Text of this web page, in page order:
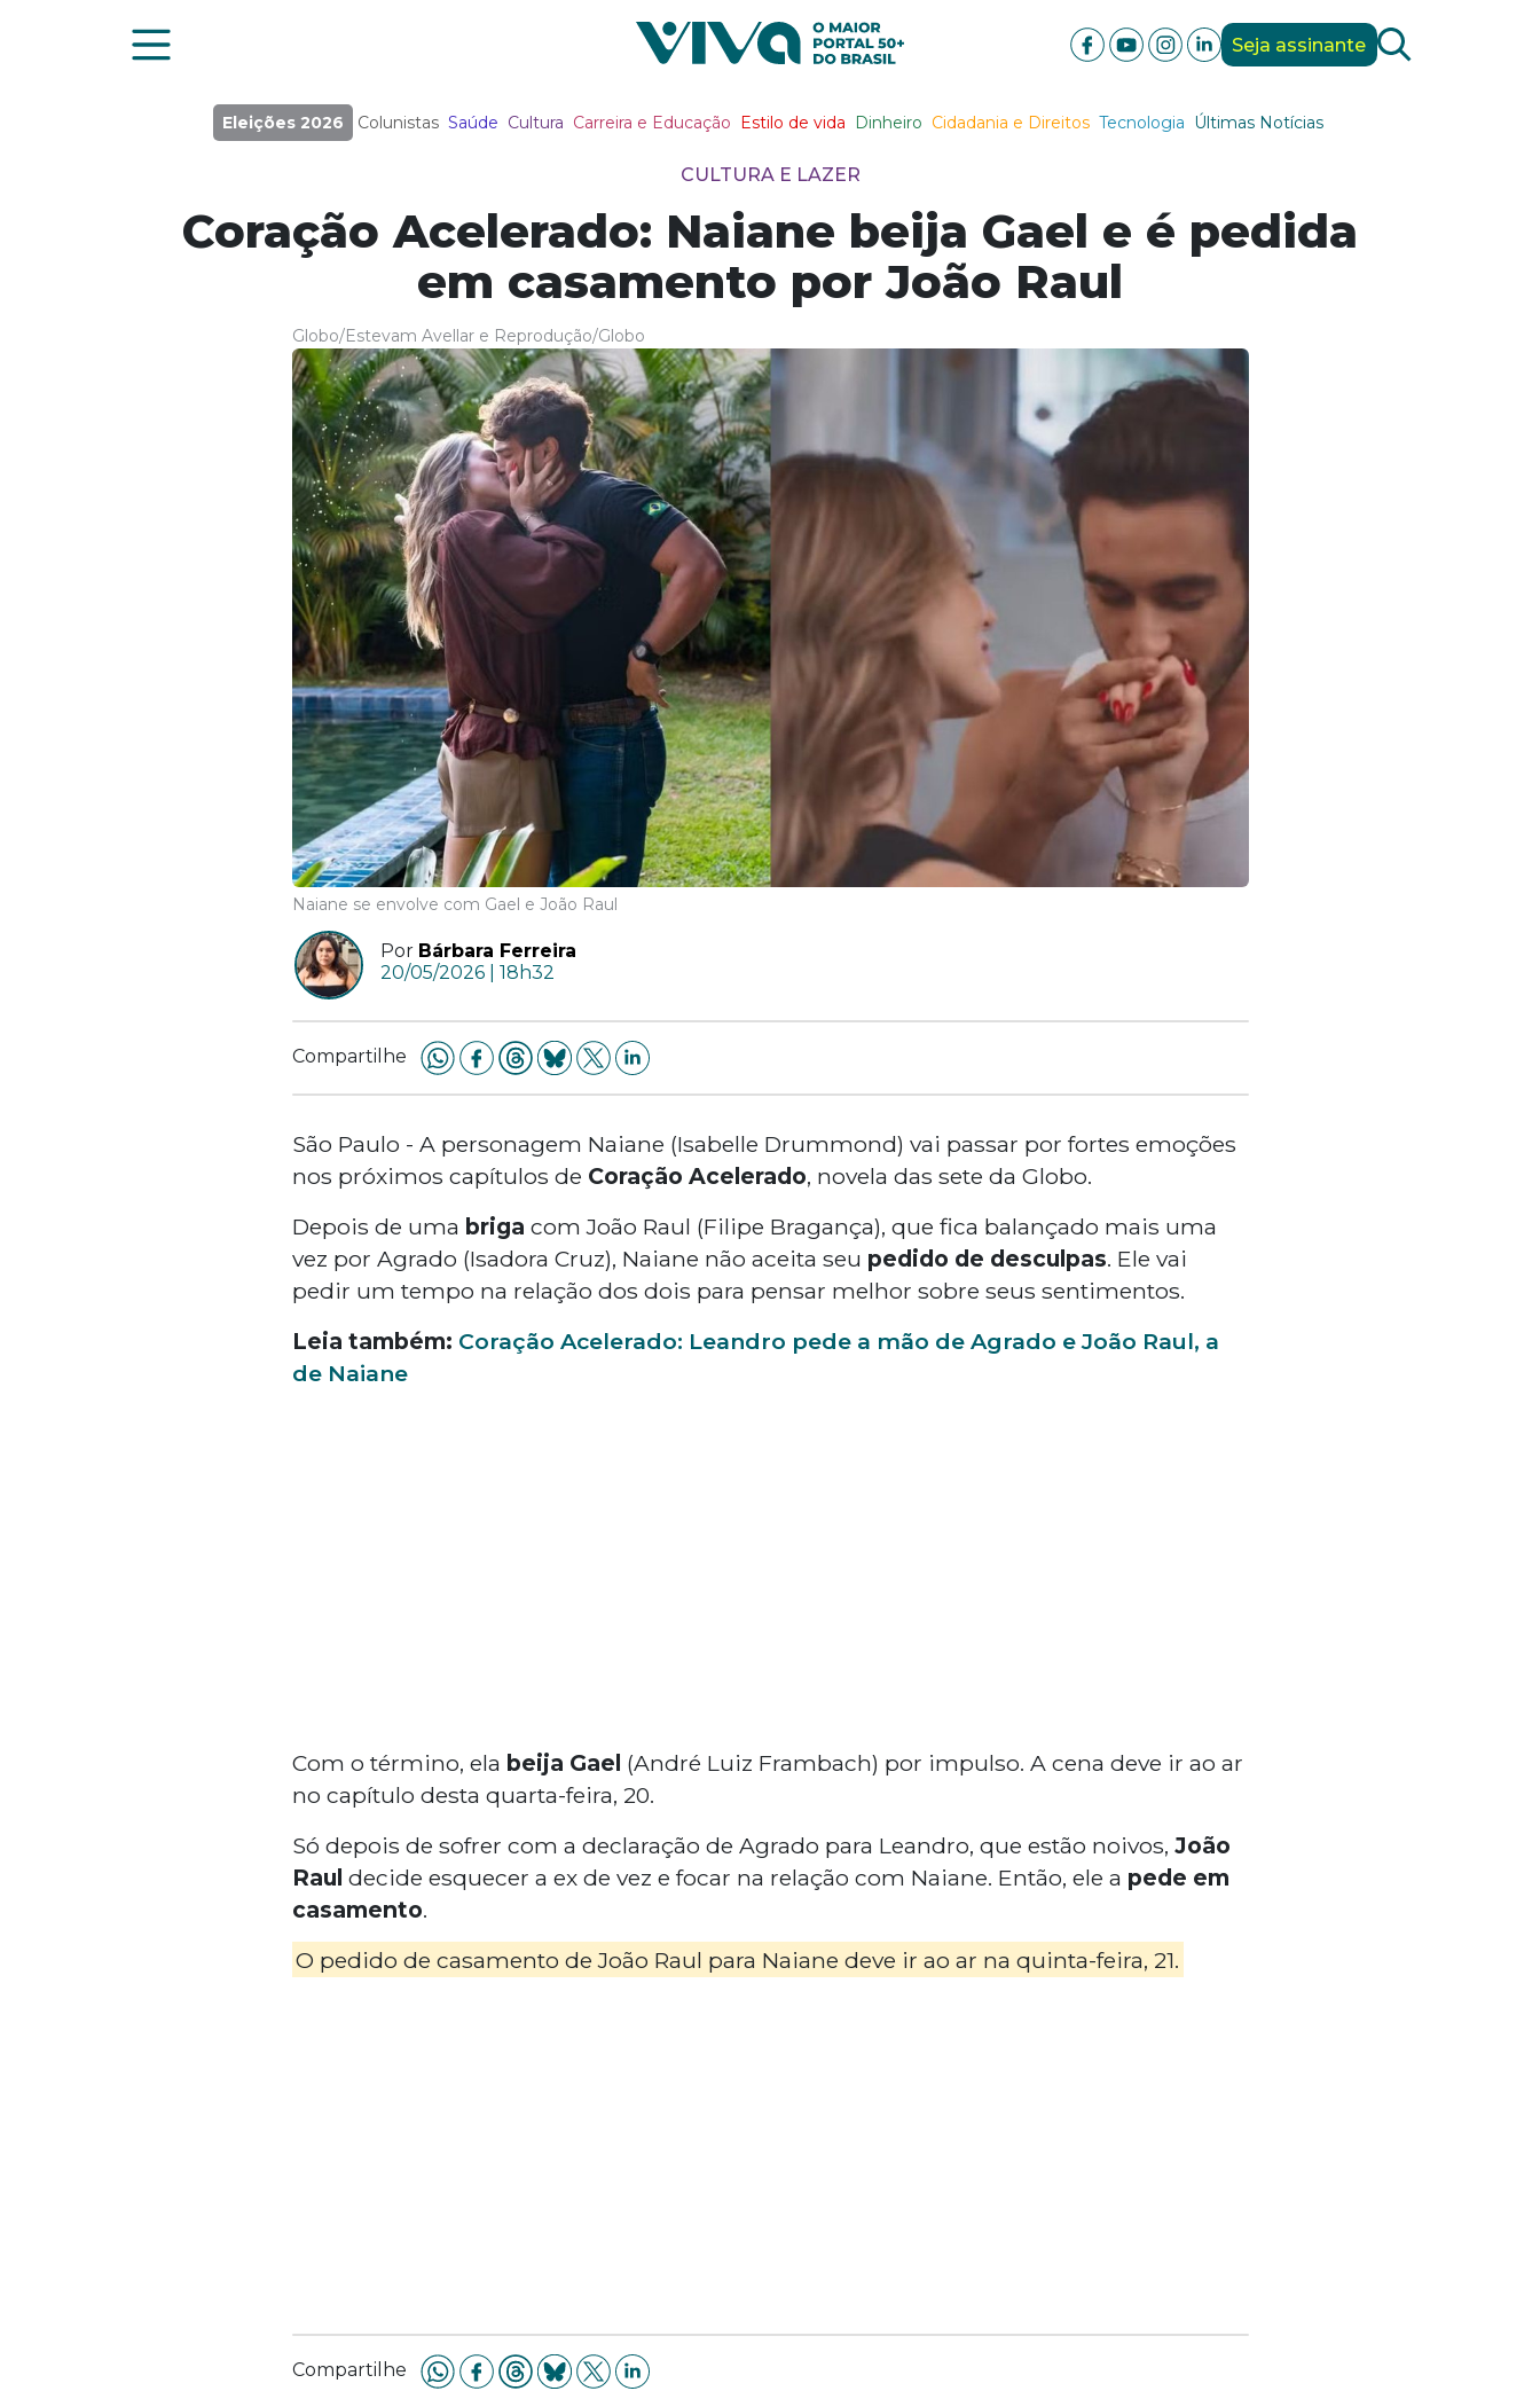
Seja assinante
Eleições 2026 Colunistas Saúde Cultura Carreira e Educação Estilo de vida Dinheiro Cidadania e Direitos Tecnologia Últimas Notícias
CULTURA E LAZER
Coração Acelerado: Naiane beija Gael e é pedida
em casamento por João Raul
Globo/Estevam Avellar e Reprodução/Globo
Naiane se envolve com Gael e João Raul
Por Bárbara Ferreira
20/05/2026 | 18h32
Compartilhe
São Paulo - A personagem Naiane (Isabelle Drummond) vai passar por fortes emoções
nos próximos capítulos de Coração Acelerado, novela das sete da Globo.
Depois de uma briga com João Raul (Filipe Bragança), que fica balançado mais uma
vez por Agrado (Isadora Cruz), Naiane não aceita seu pedido de desculpas. Ele vai
pedir um tempo na relação dos dois para pensar melhor sobre seus sentimentos.
Leia também: Coração Acelerado: Leandro pede a mão de Agrado e João Raul, a
de Naiane
Com o término, ela beija Gael (André Luiz Frambach) por impulso. A cena deve ir ao ar
no capítulo desta quarta-feira, 20.
Só depois de sofrer com a declaração de Agrado para Leandro, que estão noivos, João
Raul decide esquecer a ex de vez e focar na relação com Naiane. Então, ele a pede em
casamento.
O pedido de casamento de João Raul para Naiane deve ir ao ar na quinta-feira, 21.
Compartilhe